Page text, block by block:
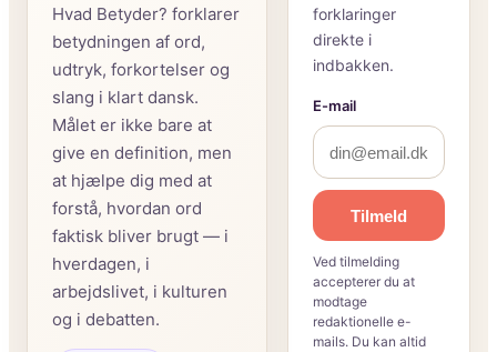
Hvad Betyder? forklarer
betydningen af ord,
udtryk, forkortelser og
slang i klart dansk.
Målet er ikke bare at
give en definition, men
at hjælpe dig med at
forstå, hvordan ord
faktisk bliver brugt — i
hverdagen, i
arbejdslivet, i kulturen
og i debatten.
forklaringer
direkte i
indbakken.
E-mail
Tilmeld
Ved tilmelding
accepterer du at
modtage
redaktionelle e-
mails. Du kan altid